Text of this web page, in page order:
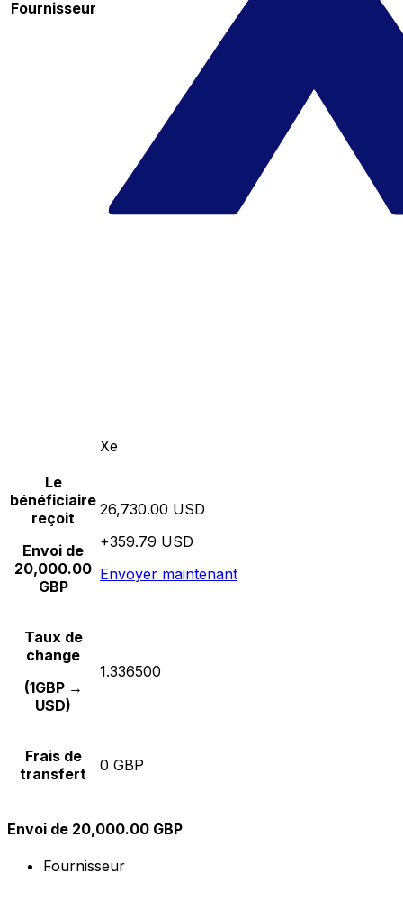
Fournisseur
Xe
Le
bénéficiaire
reçoit
Envoi de
20,000.00
GBP
26,730.00 USD
+359.79 USD
Envoyer maintenant
Taux de
change
(1GBP →
USD)
1.336500
Frais de
transfert
0 GBP
Envoi de 20,000.00 GBP
Fournisseur